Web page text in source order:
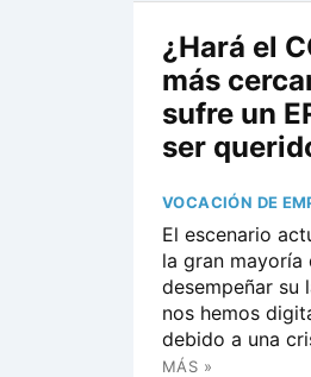
¿Hará el
más
sufre un
ser
VOCACIÓN DE
El escenario
la gran mayoría
desempeñar su
nos hemos
debido a una
MÁS »